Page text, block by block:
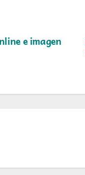
e imagen